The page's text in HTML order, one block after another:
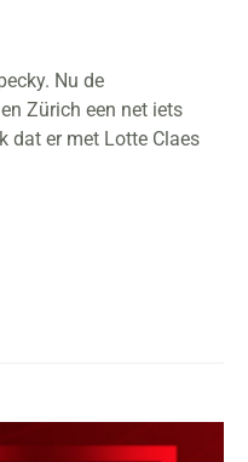
Nu de
Zürich een net iets
dat er met Lotte Claes